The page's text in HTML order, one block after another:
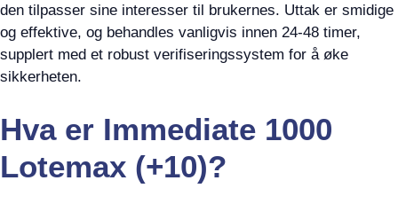
den tilpasser sine interesser til brukernes. Uttak er smidige
og effektive, og behandles vanligvis innen 24-48 timer,
supplert med et robust verifiseringssystem for å øke
sikkerheten.
Hva er Immediate 1000
Lotemax (+10)?